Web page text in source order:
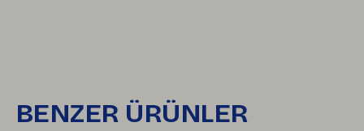
BENZER ÜRÜNLER